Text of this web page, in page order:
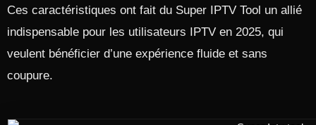
Ces caractéristiques ont fait du Super IPTV Tool un allié
indispensable pour les utilisateurs IPTV en 2025, qui
veulent bénéficier d’une expérience fluide et sans
coupure.